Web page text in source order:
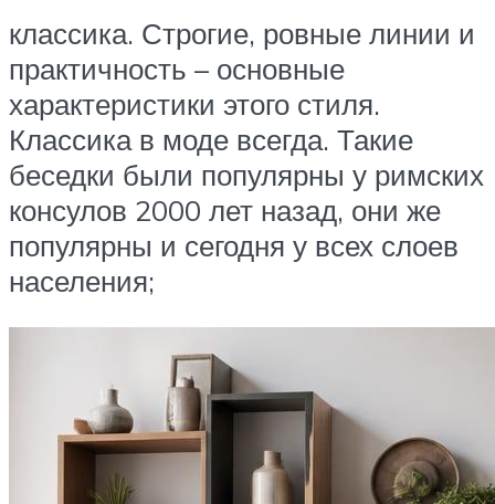
классика. Строгие, ровные линии и
практичность – основные
характеристики этого стиля.
Классика в моде всегда. Такие
беседки были популярны у римских
консулов 2000 лет назад, они же
популярны и сегодня у всех слоев
населения;